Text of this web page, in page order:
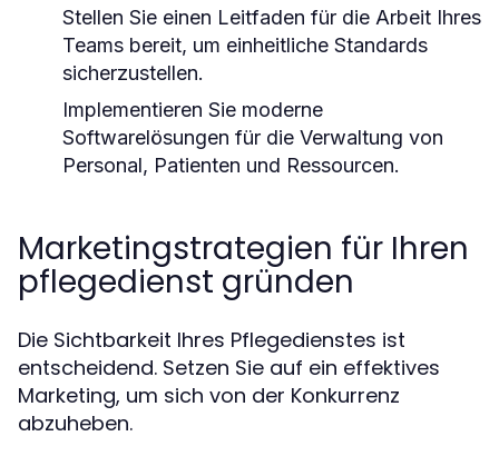
Stellen Sie einen Leitfaden für die Arbeit Ihres
Teams bereit, um einheitliche Standards
sicherzustellen.
Implementieren Sie moderne
Softwarelösungen für die Verwaltung von
Personal, Patienten und Ressourcen.
Marketingstrategien für Ihren
pflegedienst gründen
Die Sichtbarkeit Ihres Pflegedienstes ist
entscheidend. Setzen Sie auf ein effektives
Marketing, um sich von der Konkurrenz
abzuheben.